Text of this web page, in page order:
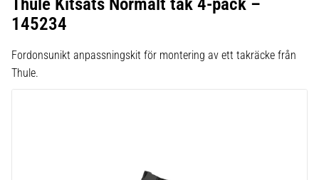
145234
Fordonsunikt anpassningskit för montering av ett takräcke från
Thule.